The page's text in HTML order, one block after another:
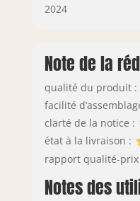
2024
Note de la
qualité du produit :
facilité
clarté de la notice :
état à la livraison :
rapport qualité-prix
Notes des